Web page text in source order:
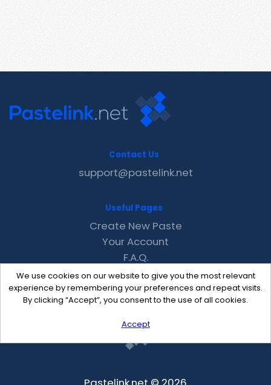
We use cookies on our website to give you the most relevant
experience by remembering your preferences and repeat visits.
By clicking “Accept”, you consent to the use of all cookies.
Accept
Contact Us
support@pastelink.net
Useful Pages
Create New Paste
Your Account
F.A.Q.
Recent
Contact